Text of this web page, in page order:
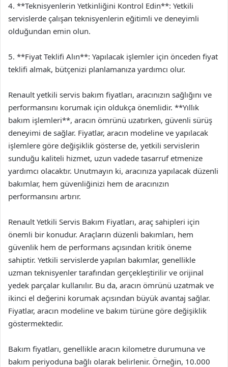
4. **Teknisyenlerin Yetkinliğini Kontrol Edin**: Yetkili
servislerde çalışan teknisyenlerin eğitimli ve deneyimli
olduğundan emin olun.
5. **Fiyat Teklifi Alın**: Yapılacak işlemler için önceden fiyat
teklifi almak, bütçenizi planlamanıza yardımcı olur.
Renault yetkili servis bakım fiyatları, aracınızın sağlığını ve
performansını korumak için oldukça önemlidir. **Yıllık
bakım işlemleri**, aracın ömrünü uzatırken, güvenli sürüş
deneyimi de sağlar. Fiyatlar, aracın modeline ve yapılacak
işlemlere göre değişiklik gösterse de, yetkili servislerin
sunduğu kaliteli hizmet, uzun vadede tasarruf etmenize
yardımcı olacaktır. Unutmayın ki, aracınıza yapılacak düzenli
bakımlar, hem güvenliğinizi hem de aracınızın
performansını artırır.
Renault Yetkili Servis Bakım Fiyatları, araç sahipleri için
önemli bir konudur. Araçların düzenli bakımları, hem
güvenlik hem de performans açısından kritik öneme
sahiptir. Yetkili servislerde yapılan bakımlar, genellikle
uzman teknisyenler tarafından gerçekleştirilir ve orijinal
yedek parçalar kullanılır. Bu da, aracın ömrünü uzatmak ve
ikinci el değerini korumak açısından büyük avantaj sağlar.
Fiyatlar, aracın modeline ve bakım türüne göre değişiklik
göstermektedir.
Bakım fiyatları, genellikle aracın kilometre durumuna ve
bakım periyoduna bağlı olarak belirlenir. Örneğin, 10.000